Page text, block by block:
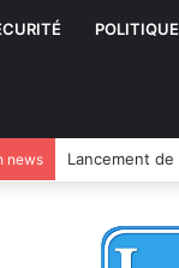
POLITIQUE
news